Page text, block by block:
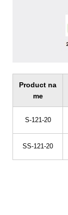
Product na
me
S-121-20
SS-121-20